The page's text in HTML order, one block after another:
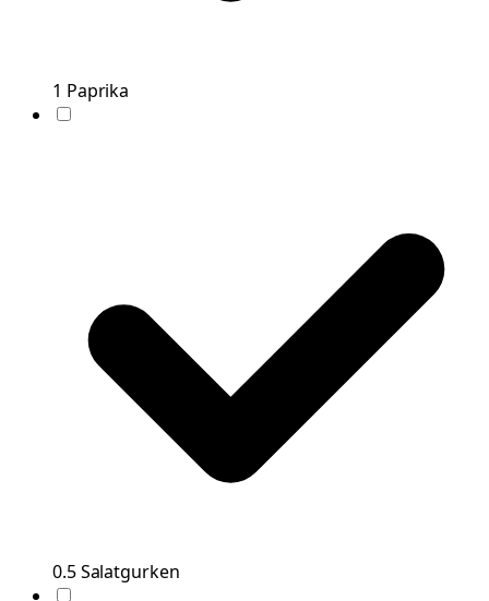
1 Paprika
0.5Salatgurken